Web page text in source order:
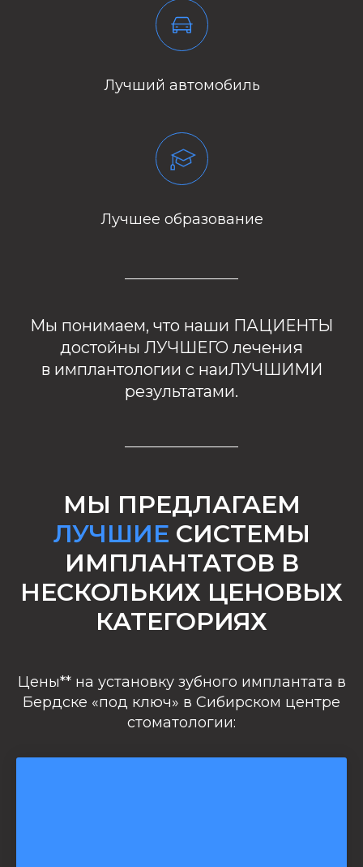
Лучший автомобиль
Лучшее образование
Мы понимаем, что наши ПАЦИЕНТЫ
достойны ЛУЧШЕГО лечения
в имплантологии с наиЛУЧШИМИ
результатами.
МЫ ПРЕДЛАГАЕМ
ЛУЧШИЕ СИСТЕМЫ
ИМПЛАНТАТОВ В
НЕСКОЛЬКИХ ЦЕНОВЫХ
КАТЕГОРИЯХ
Цены** на установку зубного имплантата в
Бердске «под ключ» в Сибирском центре
стоматологии: